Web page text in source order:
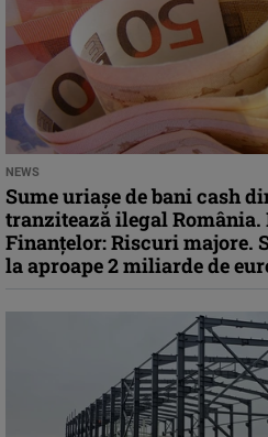
NEWS
Sume uriașe de bani cash
tranzitează ilegal
Finanțelor: Riscuri majore.
la aproape 2 miliarde de